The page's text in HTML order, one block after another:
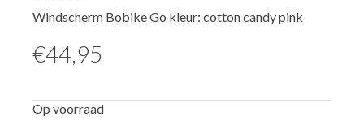
Windscherm Bobike Go kleur: cotton candy pink
€44,95
Op voorraad